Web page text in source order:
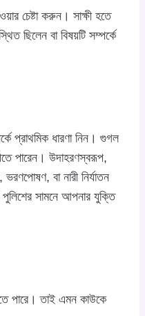
চেষ্টা করুন। সাক্ষী হতে
ছিলেন বা বিষয়টি সম্পর্কে
প্রাথমিক ধারণা নিন। গুগল
পারেন। উদাহরণস্বরূপ,
ভরণপোষণ, বা নারী নির্যাতন
সামনে আপনার যুক্তি
পারে। তাই এমন কাউকে